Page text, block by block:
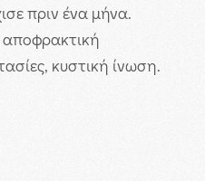
πριν ένα μήνα.
κυστική ίνωση.